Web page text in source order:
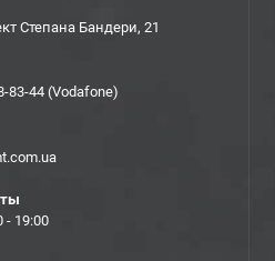
Степана Бандери, 21
83-44 (Vodafone)
- 19:00